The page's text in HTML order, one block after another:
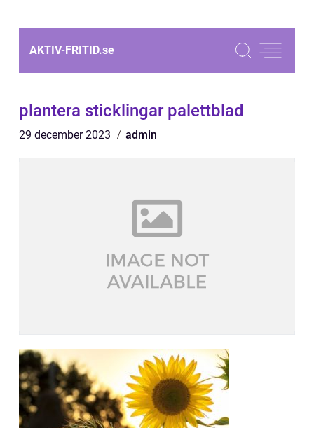
AKTIV-FRITID.se
plantera sticklingar palettblad
29 december 2023 admin